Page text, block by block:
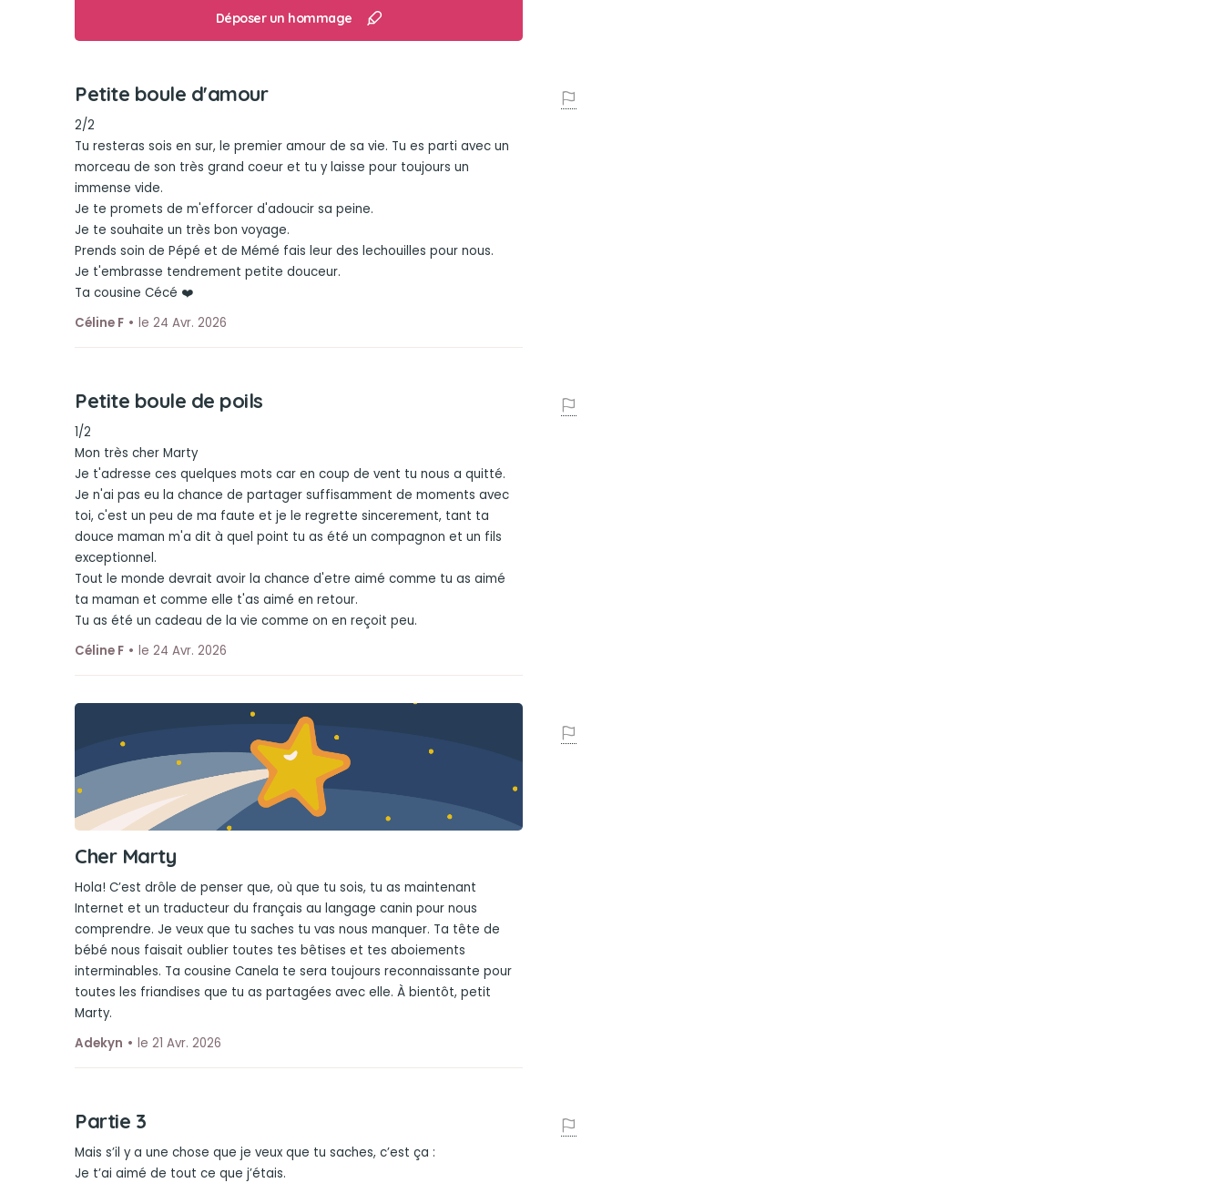
Déposer un hommage
Petite boule d'amour
2/2
Tu resteras sois en sur, le premier amour de sa vie. Tu es parti avec un
morceau de son très grand coeur et tu y laisse pour toujours un
immense vide.
Je te promets de m'efforcer d'adoucir sa peine.
Je te souhaite un très bon voyage.
Prends soin de Pépé et de Mémé fais leur des lechouilles pour nous.
Je t'embrasse tendrement petite douceur.
Ta cousine Cécé ❤️
Céline F
le 24 Avr. 2026
Petite boule de poils
1/2
Mon très cher Marty
Je t'adresse ces quelques mots car en coup de vent tu nous a quitté.
Je n'ai pas eu la chance de partager suffisamment de moments avec
toi, c'est un peu de ma faute et je le regrette sincerement, tant ta
douce maman m'a dit à quel point tu as été un compagnon et un fils
exceptionnel.
Tout le monde devrait avoir la chance d'etre aimé comme tu as aimé
ta maman et comme elle t'as aimé en retour.
Tu as été un cadeau de la vie comme on en reçoit peu.
Céline F
le 24 Avr. 2026
Cher Marty
Hola! C’est drôle de penser que, où que tu sois, tu as maintenant
Internet et un traducteur du français au langage canin pour nous
comprendre. Je veux que tu saches tu vas nous manquer. Ta tête de
bébé nous faisait oublier toutes tes bêtises et tes aboiements
interminables. Ta cousine Canela te sera toujours reconnaissante pour
toutes les friandises que tu as partagées avec elle. À bientôt, petit
Marty.
Adekyn
le 21 Avr. 2026
Partie 3
Mais s’il y a une chose que je veux que tu saches, c’est ça :
Je t’ai aimé de tout ce que j’étais.